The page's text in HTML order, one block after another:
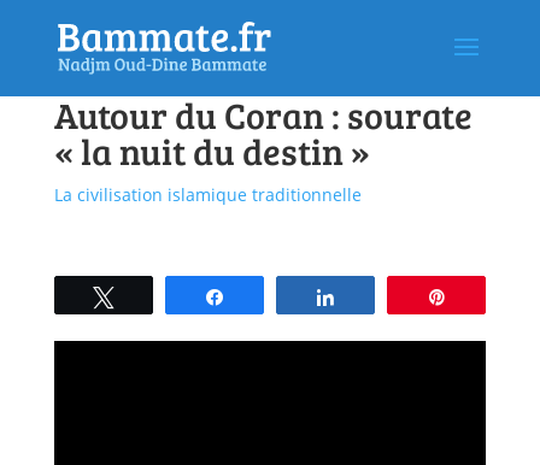
Autour du Coran : sourate
« la nuit du destin »
La civilisation islamique traditionnelle